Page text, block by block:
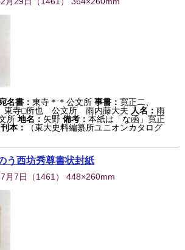
名書：東寺＊＊公文所 事書：寛正二、
寺□所也 公文所 雨内藤大夫 人名：雨
所 地名： 矢野 備考：本紙は「な函」寛正
刊本：
（東大史料編纂所ユニオンカタログ
う西坊秀尊書状封紙
月7日 （1461 ） 448×260mm